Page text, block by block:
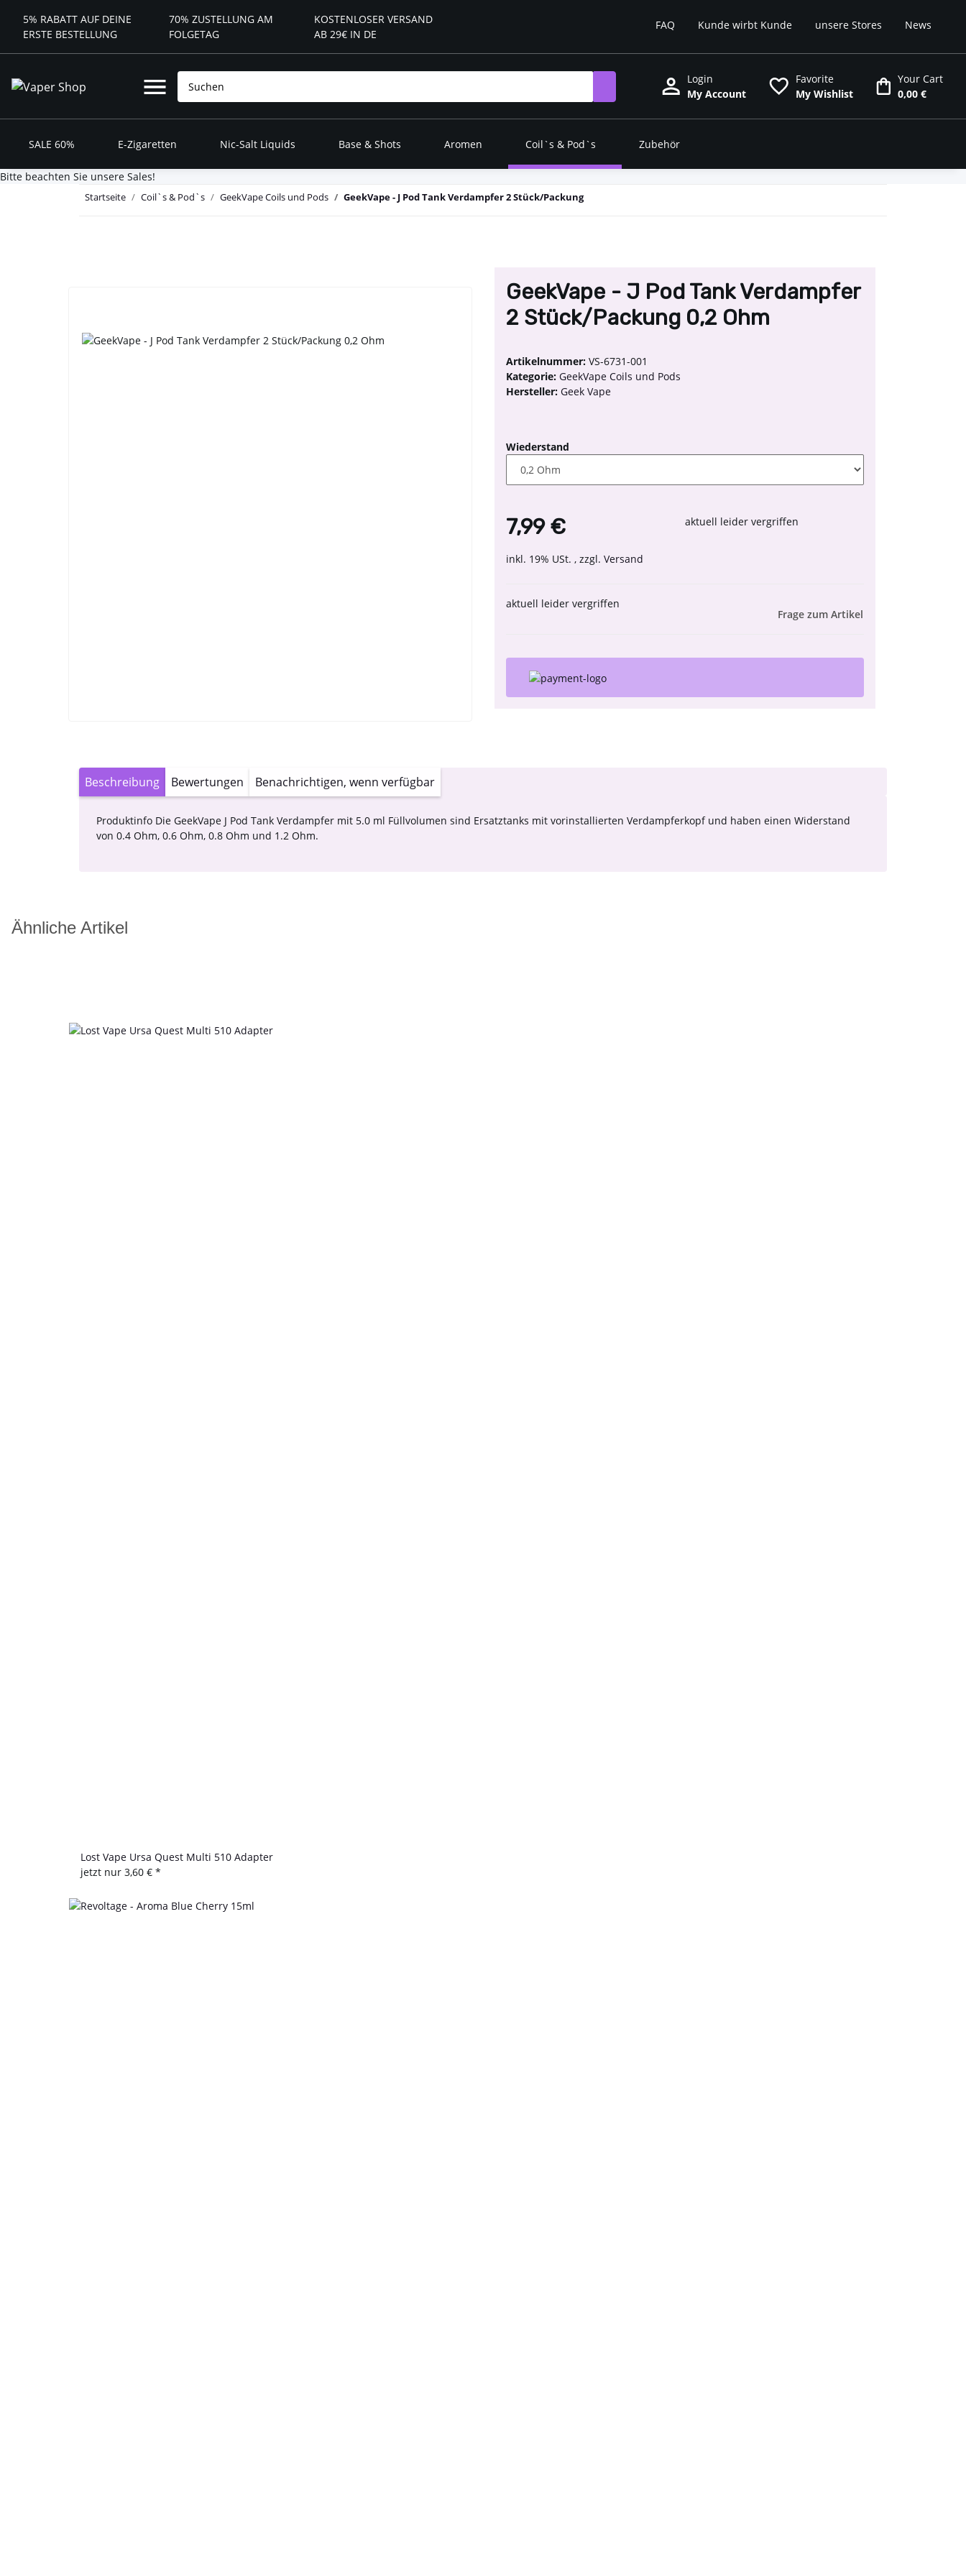
FAQ Kunde wirbt Kunde unsere Stores News
5% RABATT AUF DEINE
ERSTE BESTELLUNG
70% ZUSTELLUNG AM
FOLGETAG
KOSTENLOSER VERSAND
AB 29€ IN DE
Login
My Account
Favorite
My Wishlist
Your Cart
0,00 €
SALE 60% E-Zigaretten Nic-Salt Liquids Base & Shots Aromen Coil`s & Pod`s Zubehör
Bitte beachten Sie unsere Sales!
Startseite Coil`s & Pod`s GeekVape Coils und Pods GeekVape - J Pod Tank Verdampfer 2 Stück/Packung
GeekVape - J Pod Tank Verdampfer
2 Stück/Packung 0,2 Ohm
Artikelnummer: VS-6731-001
Kategorie: GeekVape Coils und Pods
Hersteller: Geek Vape
Wiederstand
7,99 €
inkl. 19% USt. , zzgl. Versand
aktuell leider vergriffen
aktuell leider vergriffen
Frage zum Artikel
Beschreibung Bewertungen Benachrichtigen, wenn verfügbar
Produktinfo Die GeekVape J Pod Tank Verdampfer mit 5.0 ml Füllvolumen sind Ersatztanks mit vorinstallierten Verdampferkopf und haben einen Widerstand
von 0.4 Ohm, 0.6 Ohm, 0.8 Ohm und 1.2 Ohm.
Ähnliche Artikel
Lost Vape Ursa Quest Multi 510 Adapter
jetzt nur 3,60 € *